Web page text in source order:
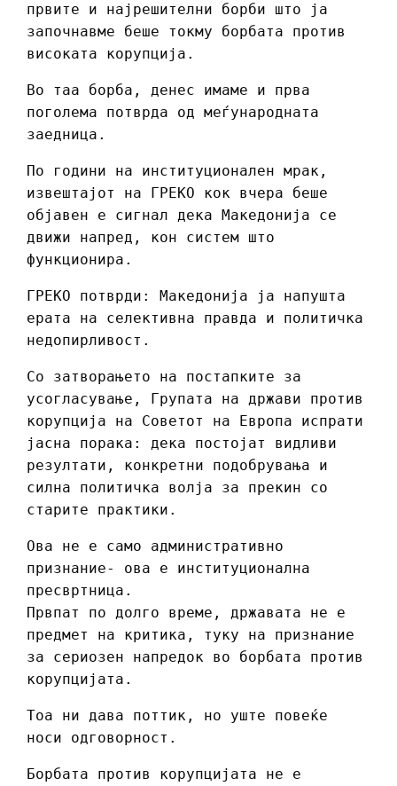
првите и најрешителни борби што ја
започнавме беше токму борбата против
високата корупција.
Во таа борба, денес имаме и прва
поголема потврда од меѓународната
заедница.
По години на институционален мрак,
извештајот на ГРЕКО кок вчера беше
објавен е сигнал дека Македонија се
движи напред, кон систем што
функционира.
ГРЕКО потврди: Македонија ја напушта
ерата на селективна правда и политичка
недопирливост.
Со затворањето на постапките за
усогласување, Групата на држави против
корупција на Советот на Европа испрати
јасна порака: дека постојат видливи
резултати, конкретни подобрувања и
силна политичка волја за прекин со
старите практики.
Ова не е само административно
признание- ова е институционална
пресвртница.
Првпат по долго време, државата не е
предмет на критика, туку на признание
за сериозен напредок во борбата против
корупцијата.
Тоа ни дава поттик, но уште повеќе
носи одговорност.
Борбата против корупцијата не е